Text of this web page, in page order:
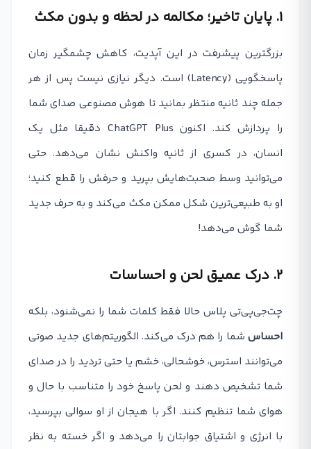
۱. پایان تاخیر؛ مکالمه در لحظه و بدون مکث
بزرگترین پیشرفت در این آپدیت، کاهش چشمگیر زمان
پاسخگویی (Latency) است. دیگر نیازی نیست پس از هر
جمله چند ثانیه منتظر بمانید تا هوش مصنوعی صدای شما
را پردازش کند. اکنون ChatGPT Plus دقیقا مثل یک
انسان، در کسری از ثانیه واکنش نشان می‌دهد. حتی
می‌توانید وسط صحبت‌هایش بپرید و حرفش را قطع کنید؛
او به طبیعی‌ترین شکل ممکن مکث می‌کند و به حرف جدید
شما گوش می‌دهد!
۲. درک عمیق لحن و احساسات
چت‌جی‌پی‌تی پلاس حالا فقط کلمات شما را نمی‌شنود، بلکه
احساس شما را هم درک می‌کند. الگوریتم‌های جدید صوتی
می‌توانند استرس، خوشحالی، خشم یا حتی تردید را در صدای
شما تشخیص دهند و لحن پاسخ خود را متناسب با حال و
هوای شما تنظیم کنند. اگر با هیجان از او سوالی بپرسید،
با انرژی و اشتیاق جوابتان را می‌دهد و اگر خسته به نظر